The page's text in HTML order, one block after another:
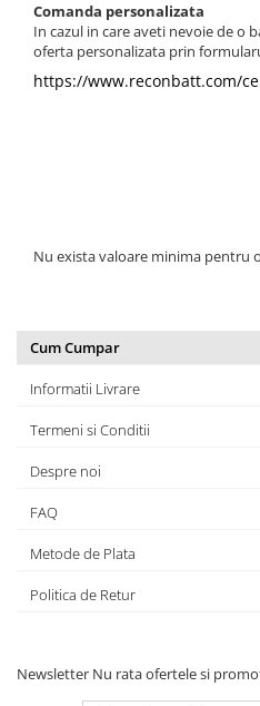
Comanda personalizata
In cazul in care aveti nevoie de o
oferta personalizata prin
https://www.reconbatt.com/
Nu exista valoare minima pentru
Cum Cumpar
Informatii Livrare
Termeni si Conditii
Despre noi
FAQ
Metode de Plata
Politica de Retur
Newsletter Nu rata ofertele si